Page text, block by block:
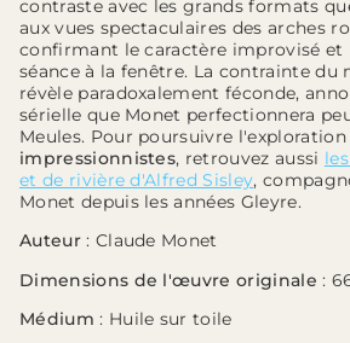
contraste avec les grands formats
aux vues spectaculaires des arches
confirmant le caractère improvisé
séance à la fenêtre. La contrainte du
révèle paradoxalement féconde,
sérielle que Monet perfectionnera
Meules. Pour poursuivre l'exploration
impressionnistes, retrouvez aussi
et de rivière d'Alfred Sisley,
Monet depuis les années Gleyre.
Auteur: Claude Monet
Dimensions de l'œuvre originale :
Médium : Huile sur toile